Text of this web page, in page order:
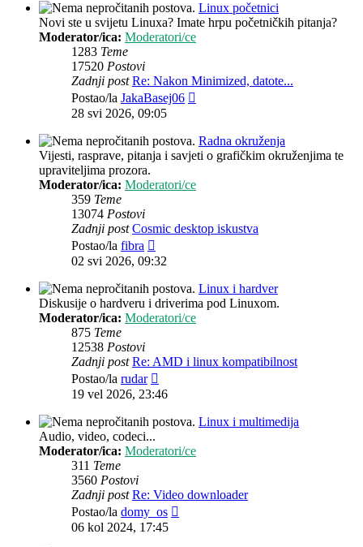
Linux početnici
Novi ste u svijetu Linuxa? Imate hrpu početničkih pitanja?
Moderator/ica: Moderatori/ce
1283 Teme
17520 Postovi
Zadnji post Re: Nakon Minimized, datote...
Postao/la JakaBasej06
28 svi 2026, 09:05
Radna okruženja
Vijesti, rasprave, pitanja i savjeti o grafičkim okruženjima te
upraviteljima prozora.
Moderator/ica: Moderatori/ce
359 Teme
13074 Postovi
Zadnji post Cosmic desktop iskustva
Postao/la fibra
post
02 svi 2026, 09:32
Linux i hardver
Diskusije o hardveru i driverima pod Linuxom.
Moderator/ica: Moderatori/ce
875 Teme
12538 Postovi
Zadnji post Re: AMD i linux kompatibilnost
Postao/la rudar
post
19 vel 2026, 23:46
Linux i multimedija
Audio, video, codeci...
Moderator/ica: Moderatori/ce
311 Teme
3560 Postovi
Zadnji post Re: Video downloader
Postao/la domy_os
06 kol 2024, 17:45